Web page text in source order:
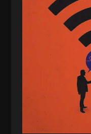
سروش کرمیان،
فائزه فتحی